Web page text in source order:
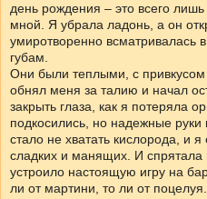
день рождения – это всего лишь
мной. Я убрала ладонь, а он
умиротворенно всматривалась
губам.
Они были теплыми, с
обнял меня за талию и начал
закрыть глаза, как я потеряла
подкосились, но надежные
стало не хватать кислорода, и я
сладких и манящих. И спрятала
устроило настоящую игру на
ли от мартини, то ли от